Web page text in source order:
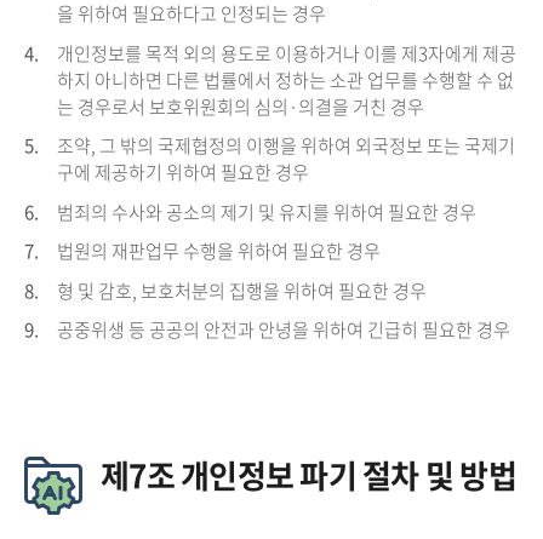
을 위하여 필요하다고 인정되는 경우
4.
개인정보를 목적 외의 용도로 이용하거나 이를 제3자에게 제공
하지 아니하면 다른 법률에서 정하는 소관 업무를 수행할 수 없
는 경우로서 보호위원회의 심의·의결을 거친 경우
5.
조약, 그 밖의 국제협정의 이행을 위하여 외국정보 또는 국제기
구에 제공하기 위하여 필요한 경우
6.
범죄의 수사와 공소의 제기 및 유지를 위하여 필요한 경우
7.
법원의 재판업무 수행을 위하여 필요한 경우
8.
형 및 감호, 보호처분의 집행을 위하여 필요한 경우
9.
공중위생 등 공공의 안전과 안녕을 위하여 긴급히 필요한 경우
제7조 개인정보 파기 절차 및 방법